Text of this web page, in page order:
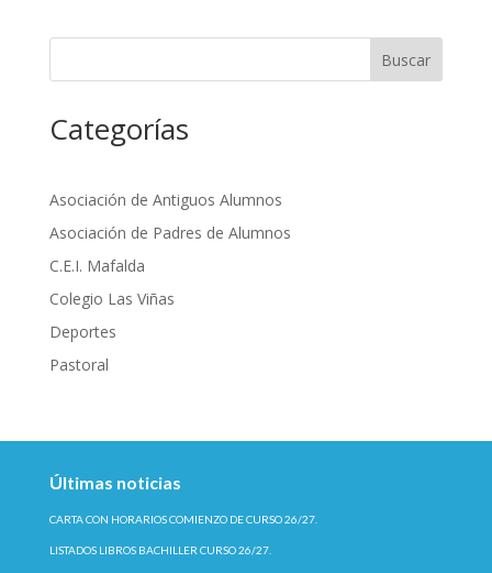
Buscar
Categorías
Asociación de Antiguos Alumnos
Asociación de Padres de Alumnos
C.E.I. Mafalda
Colegio Las Viñas
Deportes
Pastoral
Últimas noticias
CARTA CON HORARIOS COMIENZO DE CURSO 26/27.
LISTADOS LIBROS BACHILLER CURSO 26/27.